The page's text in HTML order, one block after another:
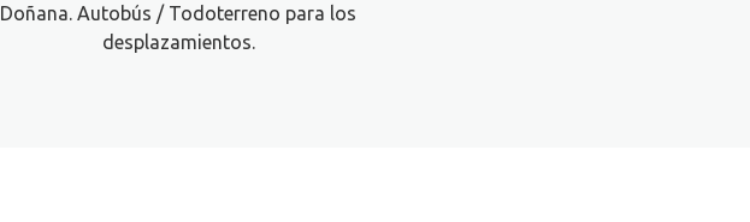
Doñana. Autobús / Todoterreno para los
desplazamientos.